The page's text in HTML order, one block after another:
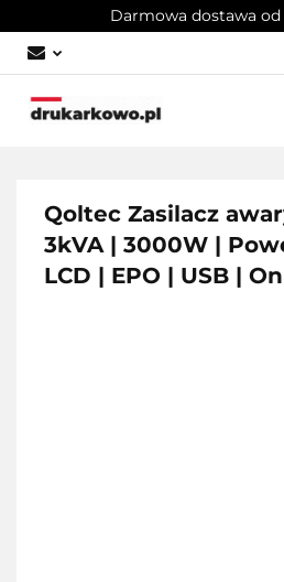
Darmowa dostawa od
Qoltec Zasilacz
3kVA | 3000W |
LCD | EPO | USB |